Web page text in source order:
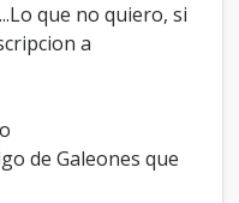
que no quiero, si
a
de Galeones que